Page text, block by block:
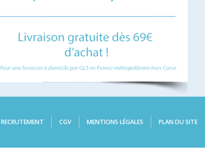
RECRUTEMENT CGV MENTIONS LÉGALES PLAN DU SITE